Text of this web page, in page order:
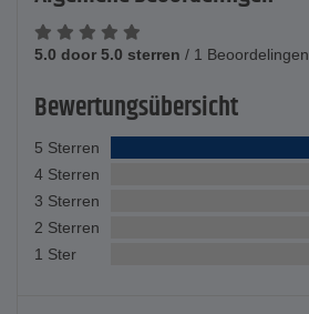
5.0 door 5.0 sterren / 1 Beoordelingen
Bewertungsübersicht
5 Sterren
4 Sterren
3 Sterren
2 Sterren
1 Ster